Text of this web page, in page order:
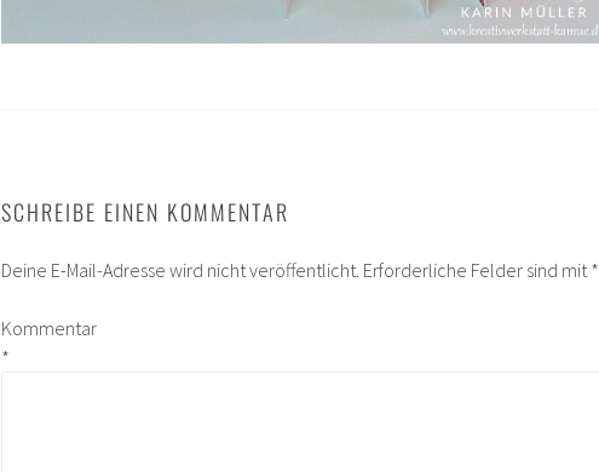
SCHREIBE EINEN KOMMENTAR
Deine E-Mail-Adresse wird nicht veröffentlicht. Erforderliche Felder sind mit*
Kommentar
*